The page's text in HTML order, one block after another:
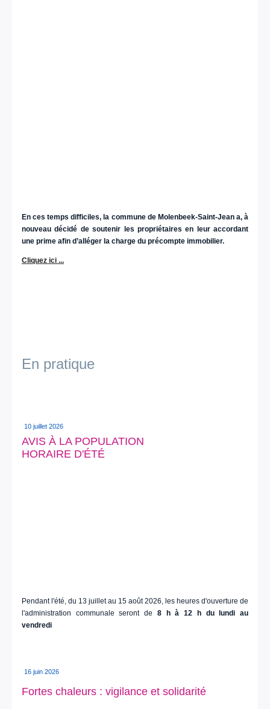
En ces temps difficiles, la commune de Molenbeek-Saint-Jean a, à
nouveau décidé de soutenir les propriétaires en leur accordant
une prime afin d’alléger la charge du précompte immobilier.
Cliquez ici ...
En pratique
10 juillet 2026
AVIS À LA POPULATION
HORAIRE D'ÉTÉ
Pendant l'été, du 13 juillet au 15 août 2026, les heures d'ouverture de
l'administration communale seront de 8 h à 12 h du lundi au
vendredi
16 juin 2026
Fortes chaleurs : vigilance et solidarité